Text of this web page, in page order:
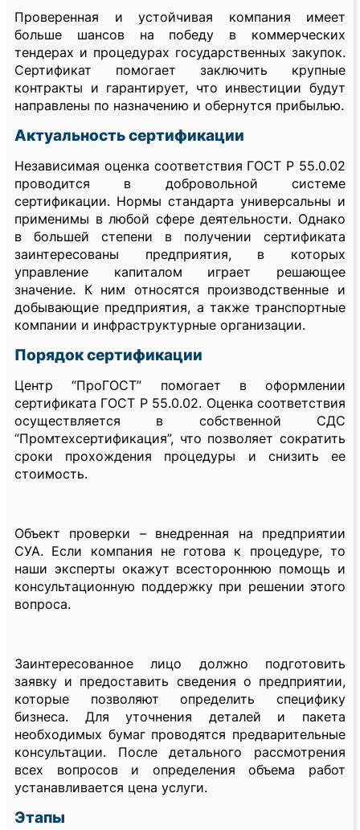
Проверенная и устойчивая компания имеет
больше шансов на победу в коммерческих
тендерах и процедурах государственных закупок.
Сертификат помогает заключить крупные
контракты и гарантирует, что инвестиции будут
направлены по назначению и обернутся прибылью.
Актуальность сертификации
Независимая оценка соответствия ГОСТ Р 55.0.02
проводится в добровольной системе
сертификации. Нормы стандарта универсальны и
применимы в любой сфере деятельности. Однако
в большей степени в получении сертификата
заинтересованы предприятия, в которых
управление капиталом играет решающее
значение. К ним относятся производственные и
добывающие предприятия, а также транспортные
компании и инфраструктурные организации.
Порядок сертификации
Центр “ПроГОСТ” помогает в оформлении
сертификата ГОСТ Р 55.0.02. Оценка соответствия
осуществляется в собственной СДС
“Промтехсертификация”, что позволяет сократить
сроки прохождения процедуры и снизить ее
стоимость.
Объект проверки – внедренная на предприятии
СУА. Если компания не готова к процедуре, то
наши эксперты окажут всестороннюю помощь и
консультационную поддержку при решении этого
вопроса.
Заинтересованное лицо должно подготовить
заявку и предоставить сведения о предприятии,
которые позволяют определить специфику
бизнеса. Для уточнения деталей и пакета
необходимых бумаг проводятся предварительные
консультации. После детального рассмотрения
всех вопросов и определения объема работ
устанавливается цена услуги.
Этапы